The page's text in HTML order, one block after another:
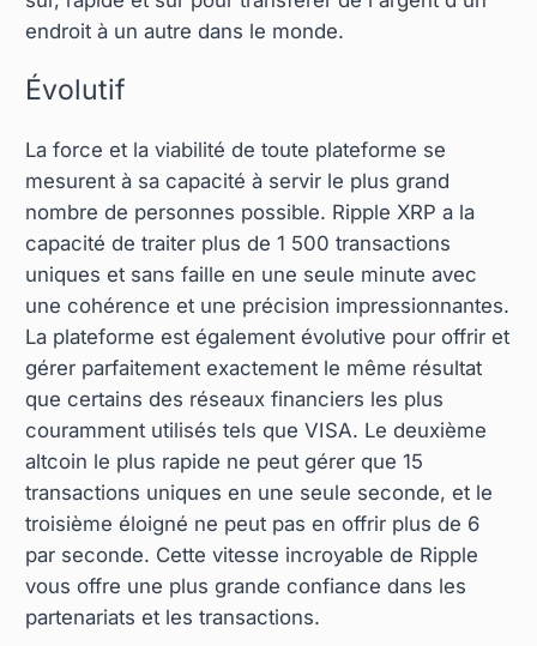
endroit à un autre dans le monde.
Évolutif
La force et la viabilité de toute plateforme se
mesurent à sa capacité à servir le plus grand
nombre de personnes possible. Ripple XRP a la
capacité de traiter plus de 1 500 transactions
uniques et sans faille en une seule minute avec
une cohérence et une précision impressionnantes.
La plateforme est également évolutive pour offrir et
gérer parfaitement exactement le même résultat
que certains des réseaux financiers les plus
couramment utilisés tels que VISA. Le deuxième
altcoin le plus rapide ne peut gérer que 15
transactions uniques en une seule seconde, et le
troisième éloigné ne peut pas en offrir plus de 6
par seconde. Cette vitesse incroyable de Ripple
vous offre une plus grande confiance dans les
partenariats et les transactions.